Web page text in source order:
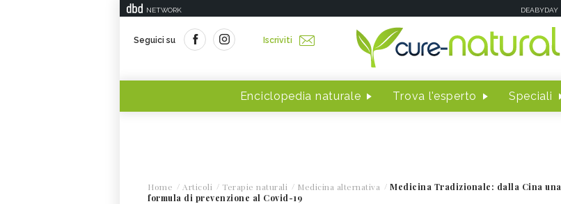
NETWORK DEABYDAY
Seguici su Iscriviti
Enciclopedia naturale Trova l'esperto Speciali
Home Articoli Terapie naturali Medicina alternativa
Medicina Tradizionale: dalla Cina una
formula di prevenzione al Covid-19